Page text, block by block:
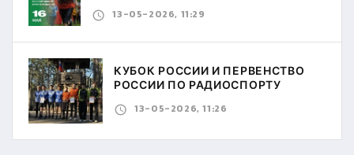
13-05-2026, 11:29
КУБОК РОССИИ И ПЕРВЕНСТВО
РОССИИ ПО РАДИОСПОРТУ
13-05-2026, 11:26